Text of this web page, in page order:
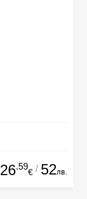
26.59
€ / 52лв.